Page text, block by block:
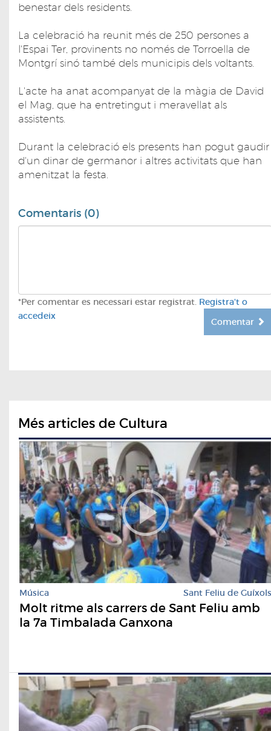
benestar dels residents.
La celebració ha reunit més de 250 persones a
l'Espai Ter, provinents no només de Torroella de
Montgrí sinó també dels municipis dels voltants.
L'acte ha anat acompanyat de la màgia de David
el Mag, que ha entretingut i meravellat als
assistents.
Durant la celebració els presents han pogut gaudir
d'un dinar de germanor i altres activitats que han
amenitzat la festa.
Comentaris (0)
*Per comentar es necessari estar registrat. Registra't o
accedeix
Comentar
Més articles de Cultura
Música Sant Feliu de Guíxols
Molt ritme als carrers de Sant Feliu amb
la 7a Timbalada Ganxona